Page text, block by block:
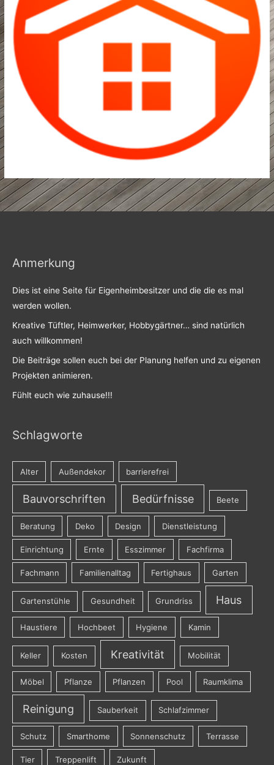
Anmerkung
Dies ist eine Seite für Eigenheimbesitzer und die die es mal
werden wollen.
Kreative Tüftler, Heimwerker, Hobbygärtner… sind natürlich
auch willkommen!
Die Beiträge sollen euch bei der Planung helfen und zu eigenen
Projekten animieren.
Fühlt euch wie zuhause!!!
Schlagworte
Alter Außendekor barrierefrei
Bauvorschriften Bedürfnisse Beete
Beratung Deko Design Dienstleistung
Einrichtung Ernte Esszimmer Fachfirma
Fachmann Familienalltag Fertighaus Garten
Gartenstühle Gesundheit Grundriss Haus
Haustiere Hochbeet Hygiene Kamin
Keller Kosten Kreativität Mobilität
Möbel Pflanze Pflanzen Pool Raumklima
Reinigung Sauberkeit Schlafzimmer
Schutz Smarthome Sonnenschutz Terrasse
Tier Treppenlift Zukunft